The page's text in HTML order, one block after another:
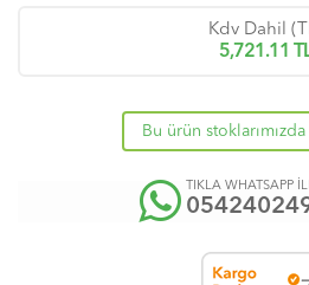
Kdv Dahil
5,721.11
Bu ürün
TIKLA WHATSAPP